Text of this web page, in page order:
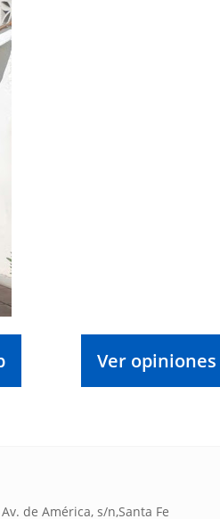
Ver opiniones
de América, s/n,Santa Fe